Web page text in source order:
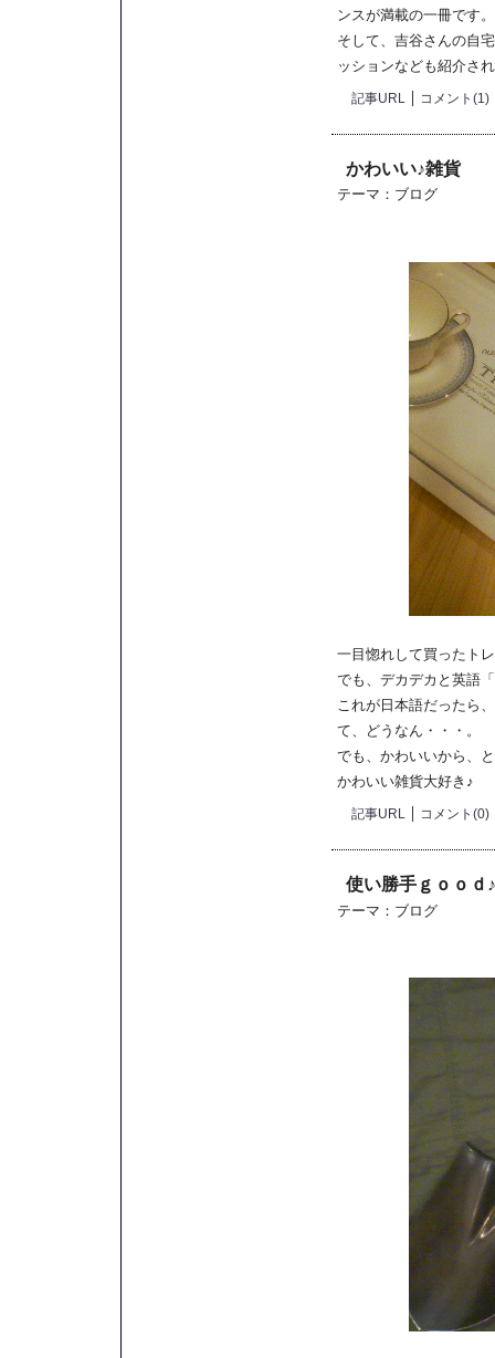
ンスが満載の一冊です。
そして、吉谷さんの自
ッションなども紹介さ
記事URL コメント(1)
かわいい♪雑貨
テーマ： ブログ
一目惚れして買ったト
でも、デカデカと英語
これが日本語だったら
て、どうなん・・・。
でも、かわいいから、
かわいい雑貨大好き♪
記事URL コメント(0)
使い勝手ｇｏｏｄ♪
テーマ： ブログ